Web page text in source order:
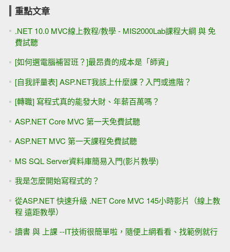
重點文章
.NET 10.0 MVC線上教程/教學 - MIS2000Lab課程大綱 與 免
費試聽
[如何選電腦補習班？]最昂貴的成本是「師資」
[自我評量表] ASP.NET我該上什麼課？入門或進階？
[轉職] 寫程式真的能發大財、年薪百萬嗎？
ASP.NET Core MVC 第一天免費試聽
ASP.NET MVC 第一天課程免費試聽
MS SQL Server資料庫簡易入門(影片教學)
我是怎麼開始寫程式的？
從ASP.NET 快速升級 .NET Core MVC 145小時影片（線上教
程 遠距教學）
讀書 與 上課 --IT技術很簡單啦，隨便上網看看、找範例就行